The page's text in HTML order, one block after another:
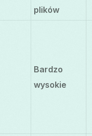
plików
Bardzo
wysokie